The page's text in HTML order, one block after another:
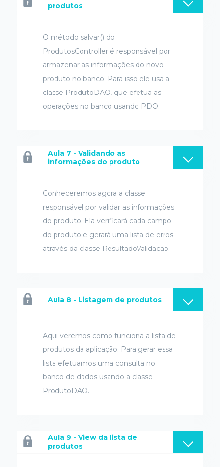
produtos
O método salvar() do
ProdutosController é responsável por
armazenar as informações do novo
produto no banco. Para isso ele usa a
classe ProdutoDAO, que efetua as
operações no banco usando PDO.
Aula 7 - Validando as
informações do produto
Conheceremos agora a classe
responsável por validar as informações
do produto. Ela verificará cada campo
do produto e gerará uma lista de erros
através da classe ResultadoValidacao.
Aula 8 - Listagem de produtos
Aqui veremos como funciona a lista de
produtos da aplicação. Para gerar essa
lista efetuamos uma consulta no
banco de dados usando a classe
ProdutoDAO.
Aula 9 - View da lista de
produtos